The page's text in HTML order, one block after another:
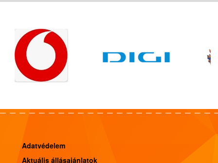
listája
Adatvédelem
Aktuális állásajánlatok